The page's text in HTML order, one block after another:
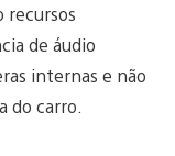
recursos
de áudio
internas e não
do carro.